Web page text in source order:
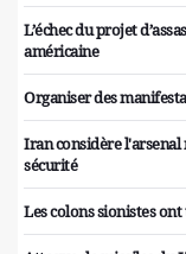
L’échec du projet
américaine
Organiser des
Iran considère l'arsenal
sécurité
Les colons sionistes